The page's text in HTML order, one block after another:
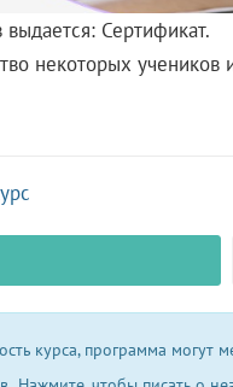
Сертификат.
некоторых учеников
курса, программа